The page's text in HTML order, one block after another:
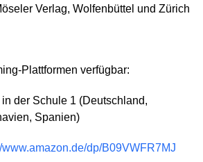
Verlag, Wolfenbüttel und Zürich
Plattformen verfügbar:
der Schule 1 (Deutschland,
Spanien)
www.amazon.de/dp/B09VWFR7MJ